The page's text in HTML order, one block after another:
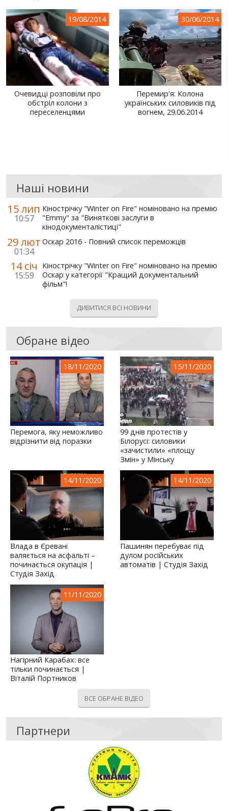
19/08/2014
Очевидці розповіли про
обстріл колони з
переселенцями
30/06/2014
Перемир'я: Колона
українських силовиків під
вогнем, 29.06.2014
Наші новини
15 лип
10:57
Кінострічку "Winter on Fire" номіновано на премію
"Emmy" за "Виняткові заслуги в
кінодокументалістиці"
29 лют
01:34
Оскар 2016 - Повний список переможців
14 січ
15:59
Кінострічку "Winter on Fire" номіновано на премію
Оскар у категорії "Кращий документальний
фільм"!
ДИВИТИСЯ ВСІ НОВИНИ
Обране відео
18/11/2020
Перемога, яку неможливо
відрізнити від поразки
15/11/2020
99 днів протестів у
Білорусі: силовики
«зачистили» «площу
Змін» у Мінську
14/11/2020
Влада в Єревані
валяється на асфальті –
починається окупація |
Студія Захід
14/11/2020
Пашинян перебуває під
дулом російських
автоматів | Студія Захід
11/11/2020
Нагірний Карабах: все
тільки починається |
Віталій Портников
ВСЕ ОБРАНЕ ВІДЕО
Партнери